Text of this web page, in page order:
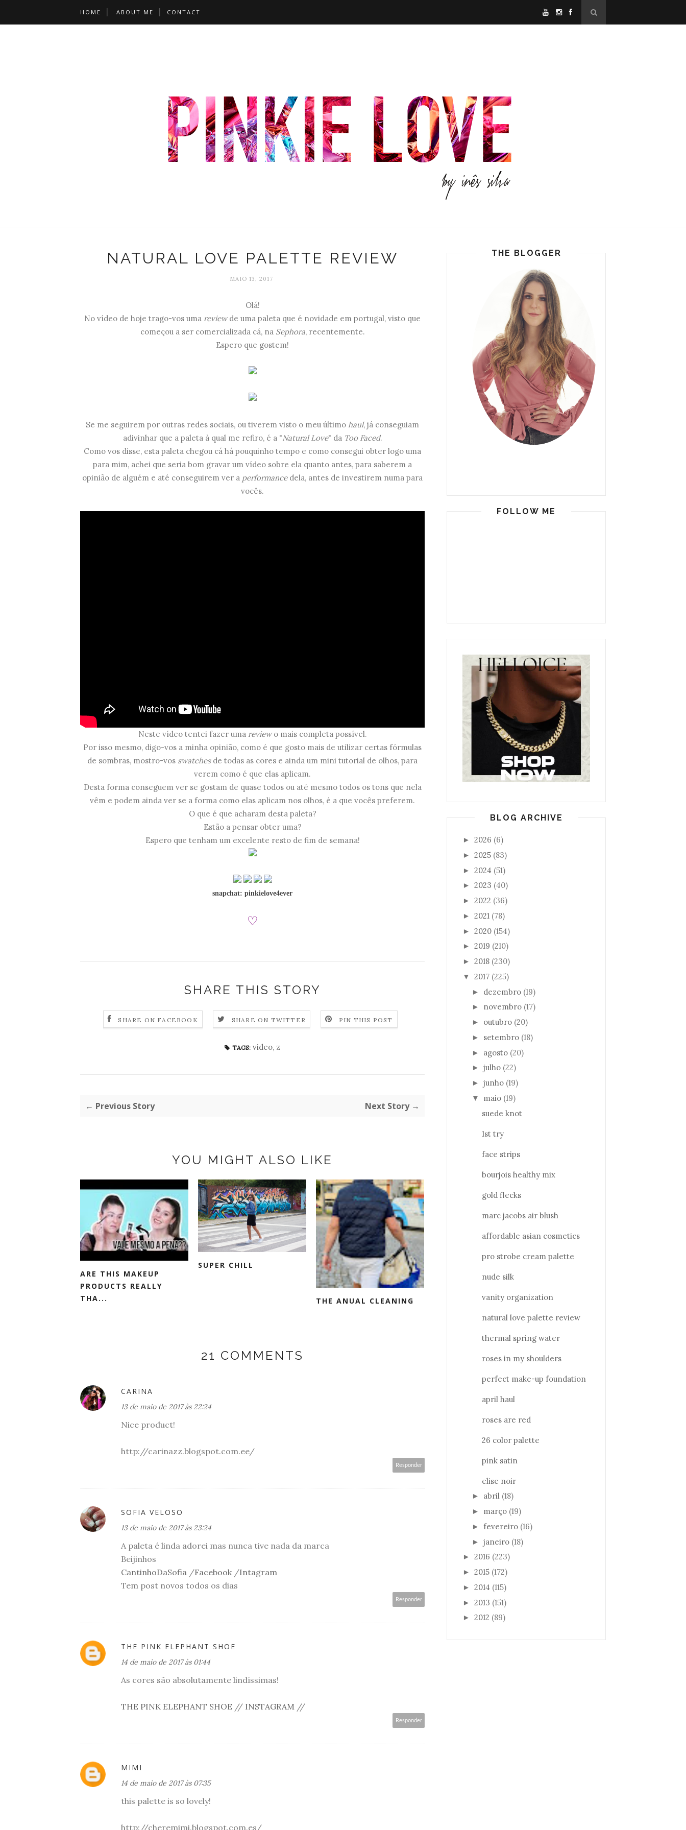
HOME ABOUT ME CONTACT
NATURAL LOVE PALETTE REVIEW
MAIO 13, 2017
Olá!
No vídeo de hoje trago-vos uma reviewde uma paleta que é novidade em portugal, visto que
começou a ser comercializada cá, na Sephora, recentemente.
Espero que gostem!
Se me seguirem por outras redes sociais, ou tiverem visto o meu último haul, já conseguiam
adivinhar que a paleta à qual me refiro, é a "Natural Love" da Too Faced.
Como vos disse, esta paleta chegou cá há pouquinho tempo e como consegui obter logo uma
para mim, achei que seria bom gravar um vídeo sobre ela quanto antes, para saberem a
opinião de alguém e até conseguirem ver a performance dela, antes de investirem numa para
vocês.
Neste vídeo tentei fazer uma reviewo mais completa possível.
Por isso mesmo, digo-vos a minha opinião, como é que gosto mais de utilizar certas fórmulas
de sombras, mostro-vos swatches de todas as cores e ainda um mini tutorial de olhos, para
verem como é que elas aplicam.
Desta forma conseguem ver se gostam de quase todos ou até mesmo todos os tons que nela
vêm e podem ainda ver se a forma como elas aplicam nos olhos, é a que vocês preferem.
O que é que acharam desta paleta?
Estão a pensar obter uma?
Espero que tenham um excelente resto de fim de semana!
snapchat: pinkielove4ever
♡
SHARE THIS STORY
SHARE ON FACEBOOK SHARE ON TWITTER PIN THIS POST
TAGS: video, z
← Previous Story Next Story →
YOU MIGHT ALSO LIKE
ARE THIS MAKEUP
PRODUCTS REALLY
THA...
SUPER CHILL
THE ANUAL CLEANING
21 COMMENTS
CARINA
13 de maio de 2017 às 22:24
Nice product!
http://carinazz.blogspot.com.ee/
Responder
SOFIA VELOSO
13 de maio de 2017 às 23:24
A paleta é linda adorei mas nunca tive nada da marca
Beijinhos
CantinhoDaSofia /Facebook /Intagram
Tem post novos todos os dias
Responder
THE PINK ELEPHANT SHOE
14 de maio de 2017 às 01:44
As cores são absolutamente lindíssimas!
THE PINK ELEPHANT SHOE // INSTAGRAM //
Responder
MIMI
14 de maio de 2017 às 07:35
this palette is so lovely!
http://cheremimi.blogspot.com.es/
THE BLOGGER
FOLLOW ME
BLOG ARCHIVE
► 2026 (6)
► 2025 (83)
► 2024 (51)
► 2023 (40)
► 2022 (36)
► 2021 (78)
► 2020 (154)
► 2019 (210)
► 2018 (230)
▼ 2017 (225)
► dezembro (19)
► novembro (17)
► outubro (20)
► setembro (18)
► agosto (20)
► julho (22)
► junho (19)
▼ maio (19)
suede knot
1st try
face strips
bourjois healthy mix
gold flecks
marc jacobs air blush
affordable asian cosmetics
pro strobe cream palette
nude silk
vanity organization
natural love palette review
thermal spring water
roses in my shoulders
perfect make-up foundation
april haul
roses are red
26 color palette
pink satin
elise noir
► abril (18)
► março (19)
► fevereiro (16)
► janeiro (18)
► 2016 (223)
► 2015 (172)
► 2014 (115)
► 2013 (151)
► 2012 (89)